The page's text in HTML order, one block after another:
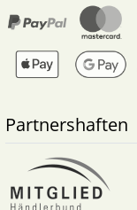
Partnershaften